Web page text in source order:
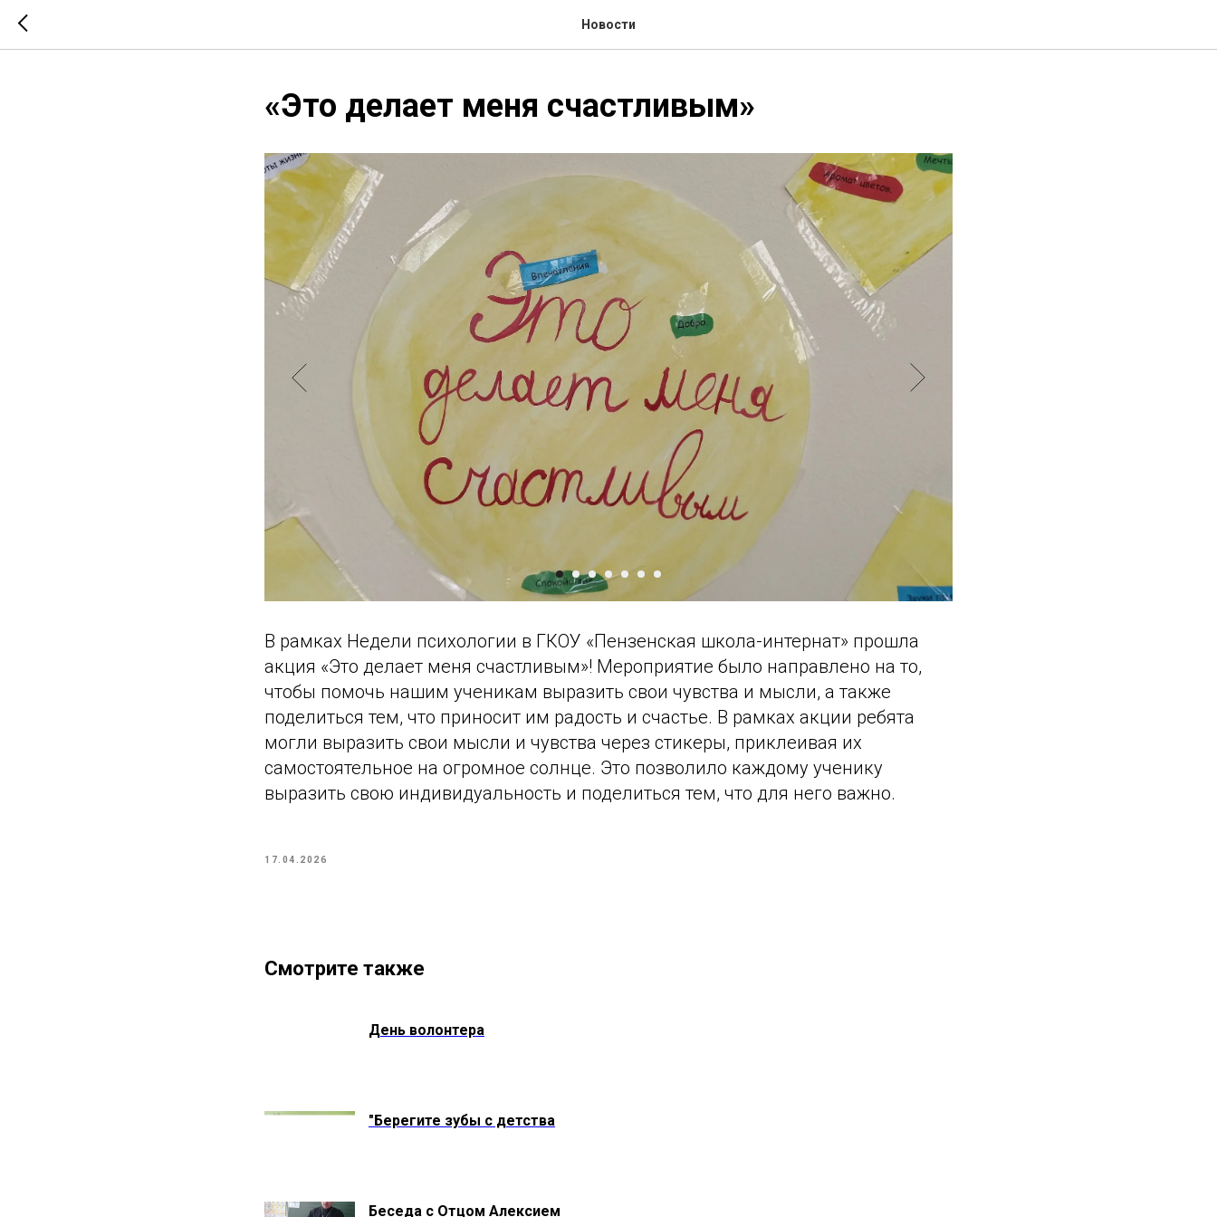
Новости
«Это делает меня счастливым»
В рамках Недели психологии в ГКОУ «Пензенская школа-интернат» прошла
акция «Это делает меня счастливым»! Мероприятие было направлено на то,
чтобы помочь нашим ученикам выразить свои чувства и мысли, а также
поделиться тем, что приносит им радость и счастье. В рамках акции ребята
могли выразить свои мысли и чувства через стикеры, приклеивая их
самостоятельное на огромное солнце. Это позволило каждому ученику
выразить свою индивидуальность и поделиться тем, что для него важно.
17.04.2026
Смотрите также
День волонтера
"Берегите зубы с детства
Беседа с Отцом Алексием